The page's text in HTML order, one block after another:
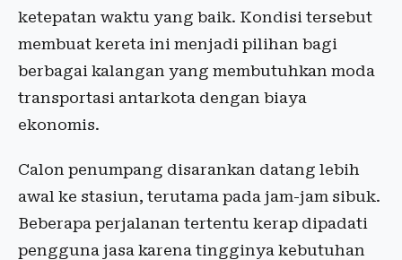
ketepatan waktu yang baik. Kondisi tersebut
membuat kereta ini menjadi pilihan bagi
berbagai kalangan yang membutuhkan moda
transportasi antarkota dengan biaya
ekonomis.
Calon penumpang disarankan datang lebih
awal ke stasiun, terutama pada jam-jam sibuk.
Beberapa perjalanan tertentu kerap dipadati
pengguna jasa karena tingginya kebutuhan